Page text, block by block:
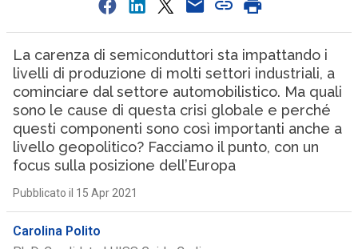
La carenza di semiconduttori sta impattando i
livelli di produzione di molti settori industriali, a
cominciare dal settore automobilistico. Ma quali
sono le cause di questa crisi globale e perché
questi componenti sono così importanti anche a
livello geopolitico? Facciamo il punto, con un
focus sulla posizione dell’Europa
Pubblicato il 15 Apr 2021
Carolina Polito